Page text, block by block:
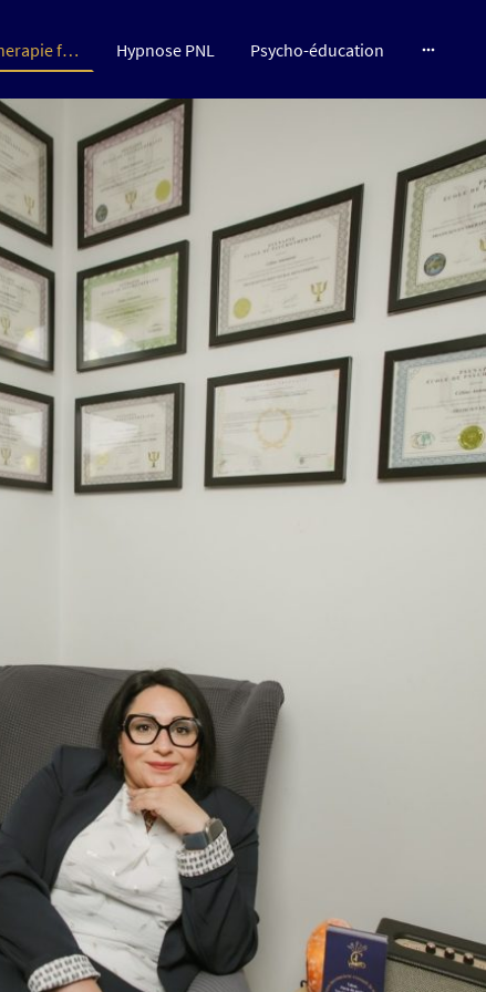
Psychologie TCC Therapie familiale conjugual Hypnose PNL Psycho-éducation